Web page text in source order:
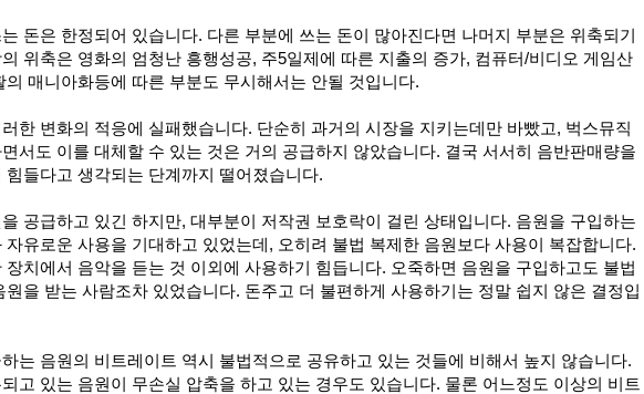
돈은 한정되어 있습니다. 다른 부분에 쓰는 돈이 많아진다면 나머지 부분은 위축되기
위축은 영화의 엄청난 흥행성공, 주5일제에 따른 지출의 증가, 컴퓨터/비디오 게임산
의 매니아화등에 따른 부분도 무시해서는 안될 것입니다.
한 변화의 적응에 실패했습니다. 단순히 과거의 시장을 지키는데만 바빴고, 벅스뮤직
서도 이를 대체할 수 있는 것은 거의 공급하지 않았습니다. 결국 서서히 음반판매량을
힘들다고 생각되는 단계까지 떨어졌습니다.
공급하고 있긴 하지만, 대부분이 저작권 보호락이 걸린 상태입니다. 음원을 구입하는
유로운 사용을 기대하고 있었는데, 오히려 불법 복제한 음원보다 사용이 복잡합니다.
장치에서 음악을 듣는 것 이외에 사용하기 힘듭니다. 오죽하면 음원을 구입하고도 불법
원을 받는 사람조차 있었습니다. 돈주고 더 불편하게 사용하기는 정말 쉽지 않은 결정입
는 음원의 비트레이트 역시 불법적으로 공유하고 있는 것들에 비해서 높지 않습니다.
고 있는 음원이 무손실 압축을 하고 있는 경우도 있습니다. 물론 어느정도 이상의 비트